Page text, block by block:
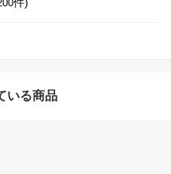
いる商品